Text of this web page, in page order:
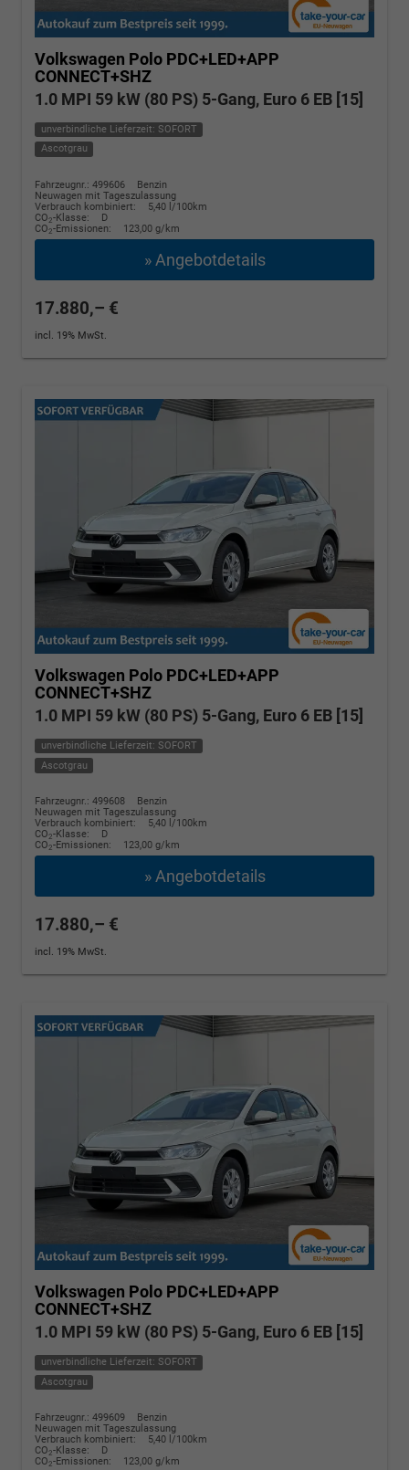
Volkswagen Polo PDC+LED+APP
CONNECT+SHZ
1.0 MPI 59 kW (80 PS) 5-Gang, Euro 6 EB [15]
unverbindliche Lieferzeit: SOFORT
Ascotgrau
Fahrzeugnr.: 499606
Benzin
Neuwagen mit Tageszulassung
Verbrauch kombiniert:
5,40 l/100km
CO2-Klasse:
D
CO2-Emissionen: 123,00 g/km
» Angebotdetails
17.880,– €
incl. 19% MwSt.
Volkswagen Polo PDC+LED+APP
CONNECT+SHZ
1.0 MPI 59 kW (80 PS) 5-Gang, Euro 6 EB [15]
unverbindliche Lieferzeit: SOFORT
Ascotgrau
Fahrzeugnr.: 499608
Benzin
Neuwagen mit Tageszulassung
Verbrauch kombiniert:
5,40 l/100km
CO2-Klasse:
D
CO2-Emissionen: 123,00 g/km
» Angebotdetails
17.880,– €
incl. 19% MwSt.
Volkswagen Polo PDC+LED+APP
CONNECT+SHZ
1.0 MPI 59 kW (80 PS) 5-Gang, Euro 6 EB [15]
unverbindliche Lieferzeit: SOFORT
Ascotgrau
Fahrzeugnr.: 499609
Benzin
Neuwagen mit Tageszulassung
Verbrauch kombiniert:
5,40 l/100km
CO2-Klasse:
D
CO2-Emissionen: 123,00 g/km